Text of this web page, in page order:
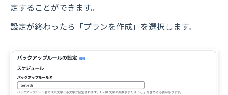
定することができます。
設定が終わったら「プランを作成」を選択します。